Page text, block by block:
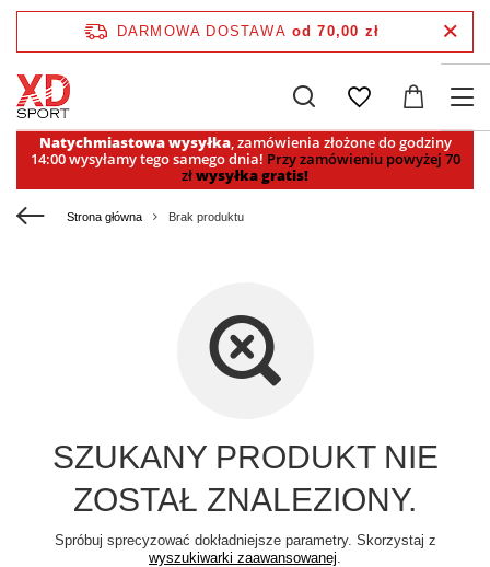
Natychmiastowa wysyłka, zamówienia złożone do godziny
14:00 wysyłamy tego samego dnia! Przy zamówieniu powyżej 70
złwysyłka gratis!
DARMOWA DOSTAWA od 70,00 zł
Strona główna Brak produktu
SZUKANY PRODUKT NIE
ZOSTAŁ ZNALEZIONY.
Spróbuj sprecyzować dokładniejsze parametry. Skorzystaj z
wyszukiwarki zaawansowanej.